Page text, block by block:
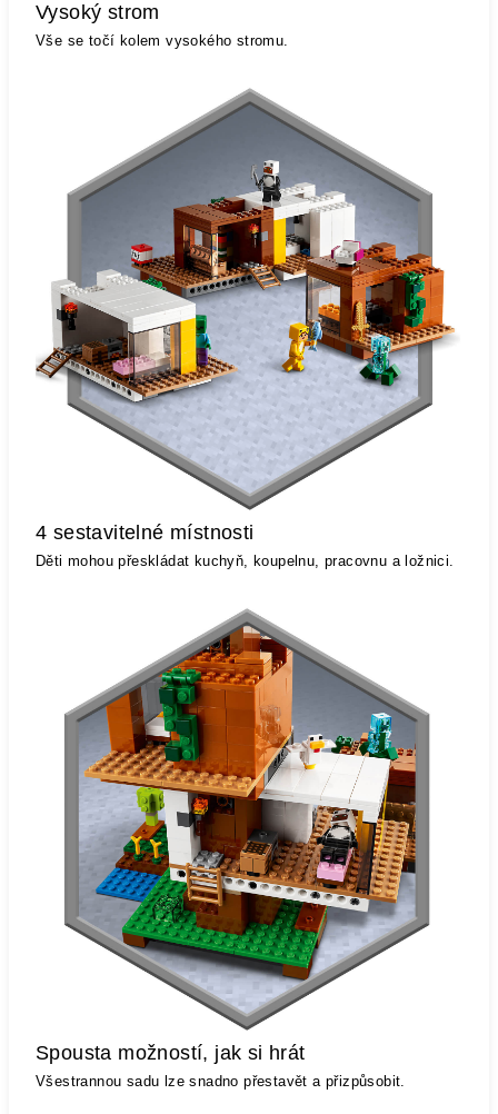
Vysoký strom
Vše se točí kolem vysokého stromu.
4 sestavitelné místnosti
Děti mohou přeskládat kuchyň, koupelnu, pracovnu a ložnici.
Spousta možností, jak si hrát
Všestrannou sadu lze snadno přestavět a přizpůsobit.